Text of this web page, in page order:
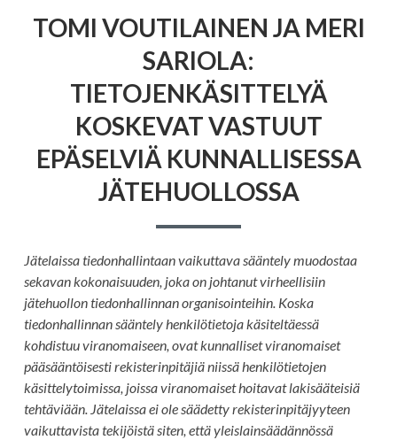
VOUTILAINEN
JA
KOSKEVAT
VASTUUT
EPÄSELVIÄ
KUNNALLISESSA
JÄTEHUOLLOSSA
TOMI VOUTILAINEN JA MERI
SARIOLA:
TIETOJENKÄSITTELYÄ
KOSKEVAT VASTUUT
EPÄSELVIÄ KUNNALLISESSA
JÄTEHUOLLOSSA
Jätelaissa tiedonhallintaan vaikuttava sääntely muodostaa
sekavan kokonaisuuden, joka on johtanut virheellisiin
jätehuollon tiedonhallinnan organisointeihin. Koska
tiedonhallinnan sääntely henkilötietoja käsiteltäessä
kohdistuu viranomaiseen, ovat kunnalliset viranomaiset
pääsääntöisesti rekisterinpitäjiä niissä henkilötietojen
käsittelytoimissa, joissa viranomaiset hoitavat lakisääteisiä
tehtäviään. Jätelaissa ei ole säädetty rekisterinpitäjyyteen
vaikuttavista tekijöistä siten, että yleislainsäädännössä